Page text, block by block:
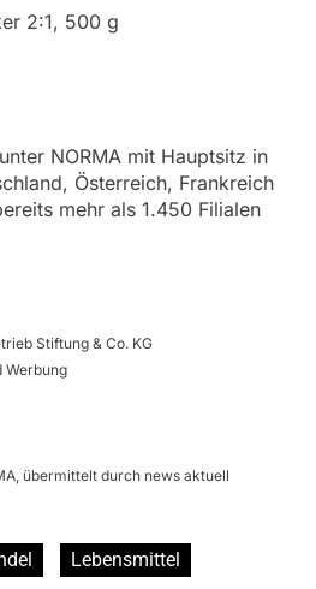
2:1, 500 g
NORMA mit Hauptsitz in
Österreich, Frankreich
mehr als 1.450 Filialen
Stiftung & Co. KG
Werbung
übermittelt durch news aktuell
Lebensmittel